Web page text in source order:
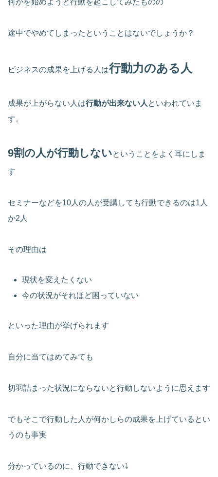
何かを始めようと行動を起こしてみたものの
途中でやめてしまったということはないでしょうか？
ビジネスの成果を上げる人は行動力のある人
成果が上がらない人は行動が出来ない人といわれていま
す。
9割の人が行動しないということをよく耳にしま
す
セミナーなどを10人の人が受講しても行動できるのは1人
か2人
その理由は
現状を変えたくない
今の状況がそれほど困っていない
といった理由が挙げられます
自分に当てはめてみても
切羽詰まった状況にならないと行動しないように思えます
でもそこで行動した人が何かしらの成果を上げているとい
うのも事実
分かっているのに、行動できない⤵